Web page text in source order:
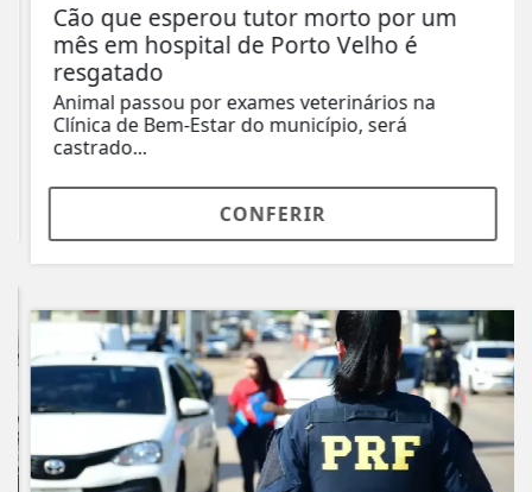
Cão que esperou tutor morto por um
mês em hospital de Porto Velho é
resgatado
Animal passou por exames veterinários na
Clínica de Bem-Estar do município, será
castrado...
CONFERIR